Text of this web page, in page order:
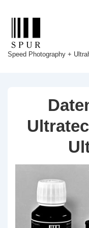
Zum
Speed Photography +